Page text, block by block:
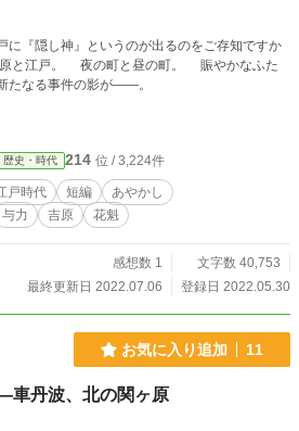
に『隠し神』というのが出るのをご存知ですか
たなる事件の影が――。
歴史・時代 214 位 / 3,224件
戸時代 短編
あやかし
与力 吉原 花魁
感想数 1
文字数 40,753
最終更新日 2022.07.06
登録日 2022.05.30
お気に入り追加 11
丹波、北の関ヶ原